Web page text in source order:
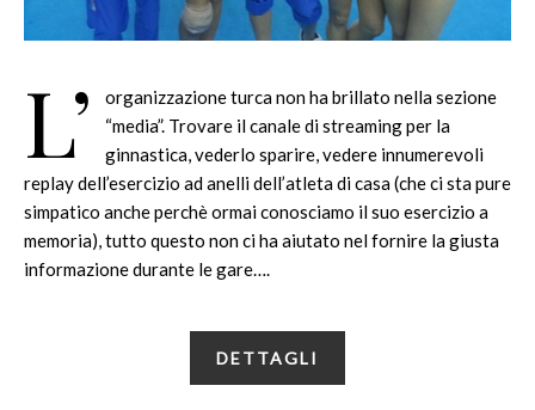
L’
organizzazione turca non ha brillato nella sezione
“media”. Trovare il canale di streaming per la
ginnastica, vederlo sparire, vedere innumerevoli
replay dell’esercizio ad anelli dell’atleta di casa (che ci sta pure
simpatico anche perchè ormai conosciamo il suo esercizio a
memoria), tutto questo non ci ha aiutato nel fornire la giusta
informazione durante le gare….
DETTAGLI